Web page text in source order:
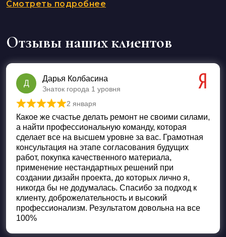
Смотреть подробнее
Отзывы наших клиентов
Д
Дарья Колбасина
Знаток города 1 уровня
Оценка из 5
2 января
Какое же счастье делать ремонт не своими силами,
а найти профессиональную команду, которая
сделает все на высшем уровне за вас. Грамотная
консультация на этапе согласования будущих
работ, покупка качественного материала,
применение нестандартных решений при
создании дизайн проекта, до которых лично я,
никогда бы не додумалась. Спасибо за подход к
клиенту, доброжелательность и высокий
профессионализм. Результатом довольна на все
100%